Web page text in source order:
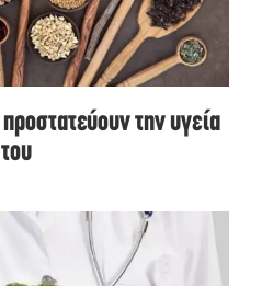
την υγεία
του